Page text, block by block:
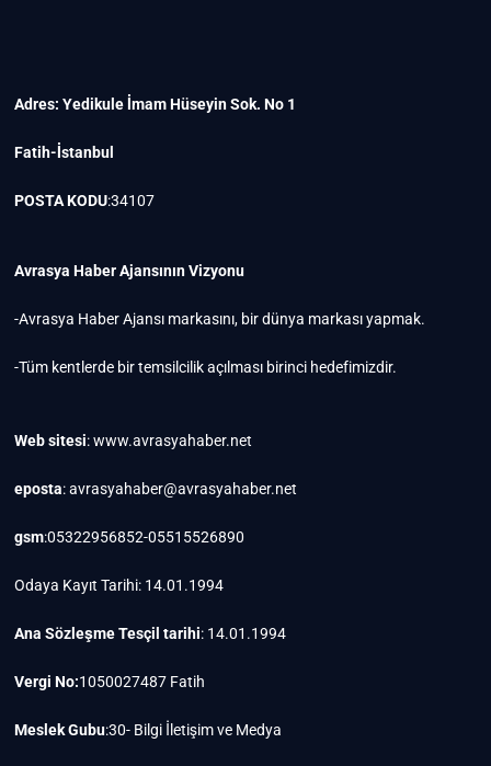
Adres: Yedikule İmam Hüseyin Sok. No 1
Fatih-İstanbul
POSTA KODU:34107
Avrasya Haber Ajansının Vizyonu
-Avrasya Haber Ajansı markasını, bir dünya markası yapmak.
-Tüm kentlerde bir temsilcilik açılması birinci hedefimizdir.
Web sitesi: www.avrasyahaber.net
eposta: avrasyahaber@avrasyahaber.net
gsm:05322956852-05515526890
Odaya Kayıt Tarihi: 14.01.1994
Ana Sözleşme Tesçil tarihi: 14.01.1994
Vergi No:1050027487 Fatih
Meslek Gubu:30- Bilgi İletişim ve Medya